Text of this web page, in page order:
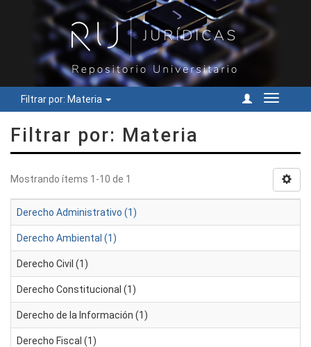
Filtrar por: Materia
Cambiar
Filtrar por: Materia
Mostrando ítems 1-10 de 1
Derecho Administrativo (1)
Derecho Ambiental (1)
Derecho Civil (1)
Derecho Constitucional (1)
Derecho de la Información (1)
Derecho Fiscal (1)